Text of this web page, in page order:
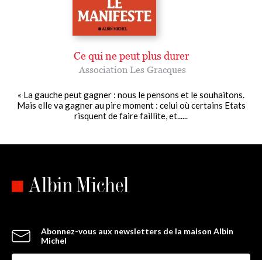
Ce qui ne peut plus durer
Association Les Gracques
« La gauche peut gagner : nous le pensons et le souhaitons.
Mais elle va gagner au pire moment : celui où certains Etats
risquent de faire faillite, et......
Abonnez-vous aux newsletters de la maison Albin
Michel